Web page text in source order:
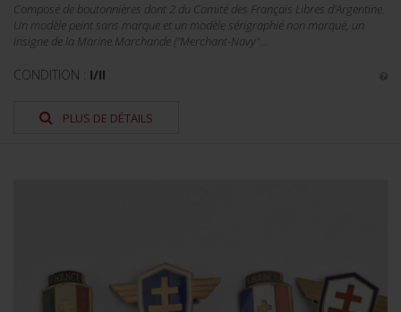
Composé de boutonnières dont 2 du Comité des Français Libres d'Argentine.
Un modèle peint sans marque et un modèle sérigraphié non marqué, un
insigne de la Marine Marchande ("Merchant-Navy"...
CONDITION : I/II
PLUS DE DÉTAILS